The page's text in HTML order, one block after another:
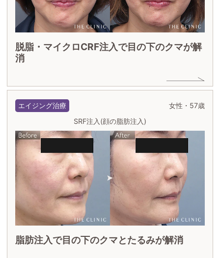
脱脂・マイクロCRF注入で目の下のクマが解
消
エイジング治療
女性・57歳
SRF注入(顔の脂肪注入)
脂肪注入で目の下のクマとたるみが解消